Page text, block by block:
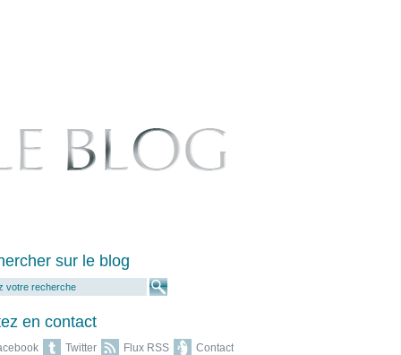
sur le blog
en contact
Twitter Flux RSS Contact